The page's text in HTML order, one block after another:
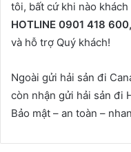
tôi, bất cứ khi nào
HOTLINE 0901 418 600,
và hỗ trợ Quý khách!
Ngoài gửi hải sản đi
còn nhận gửi hải sản đi
Bảo mật – an toàn –